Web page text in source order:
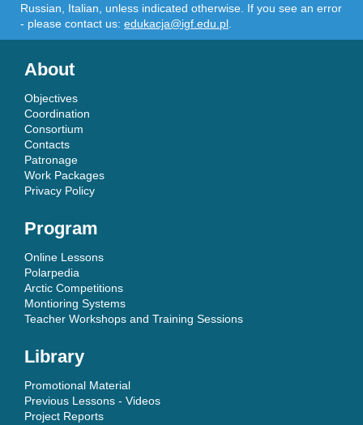
Russian, Italian, unless indicated otherwise. If you see an error
- please contact us: edukacja@igf.edu.pl
About
Objectives
Coordination
Consortium
Contacts
Patronage
Work Packages
Privacy Policy
Program
Online Lessons
Polarpedia
Arctic Competitions
Montioring Systems
Teacher Workshops and Training Sessions
Library
Promotional Material
Previous Lessons - Videos
Project Reports